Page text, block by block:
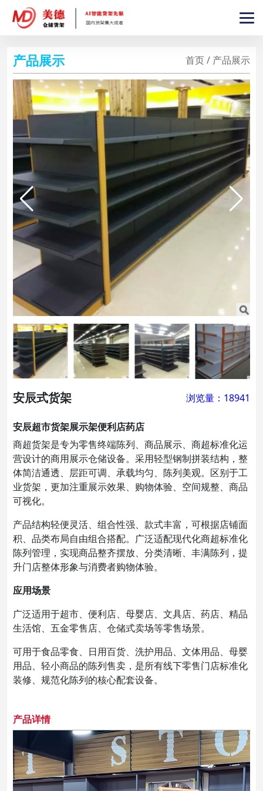
产品展示 首页 / 产品展示
安辰式货架 浏览量：18941
安辰超市货架展示架便利店药店
商超货架是专为零售终端陈列、商品展示、商超标准化运
营设计的商用展示仓储设备。采用轻型钢制拼装结构，整
体简洁通透、层距可调、承载均匀、陈列美观。区别于工
业货架，更加注重展示效果、购物体验、空间规整、商品
可视化。
产品结构轻便灵活、组合性强、款式丰富，可根据店铺面
积、品类布局自由组合搭配。广泛适配现代化商超标准化
陈列管理，实现商品整齐摆放、分类清晰、丰满陈列，提
升门店整体形象与消费者购物体验。
应用场景
广泛适用于超市、便利店、母婴店、文具店、药店、精品
生活馆、五金零售店、仓储式卖场等零售场景。
可用于食品零食、日用百货、洗护用品、文体用品、母婴
用品、轻小商品的陈列售卖，是所有线下零售门店标准化
装修、规范化陈列的核心配套设备。
产品详情